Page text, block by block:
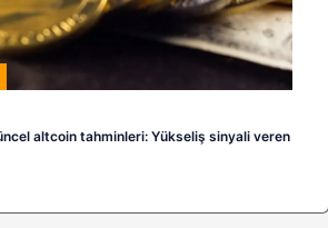
altcoin tahminleri: Yükseliş sinyali veren